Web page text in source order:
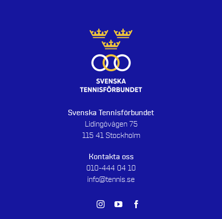
Svenska Tennisförbundet
Lidingövägen 75
115 41 Stockholm
Kontakta oss
010-444 04 10
info@tennis.se